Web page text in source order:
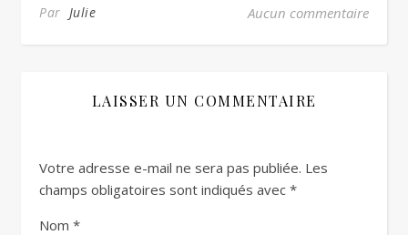
Par Julie Aucun commentaire
LAISSER UN COMMENTAIRE
Votre adresse e-mail ne sera pas publiée. Les
champs obligatoires sont indiqués avec *
Nom *